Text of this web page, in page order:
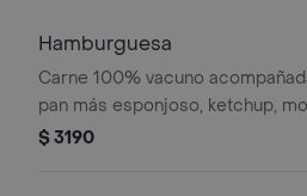
Hamburguesa
Carne 100% vacuno
pan más esponjoso, ketchup,
y cebolla fresca.
$ 3190